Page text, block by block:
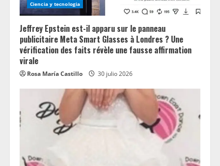
Ciencia y tecnologia
Jeffrey Epstein est-il apparu sur le panneau
publicitaire Meta Smart Glasses à Londres ? Une
vérification des faits révèle une fausse affirmation
virale
Rosa María Castillo 30 julio 2026